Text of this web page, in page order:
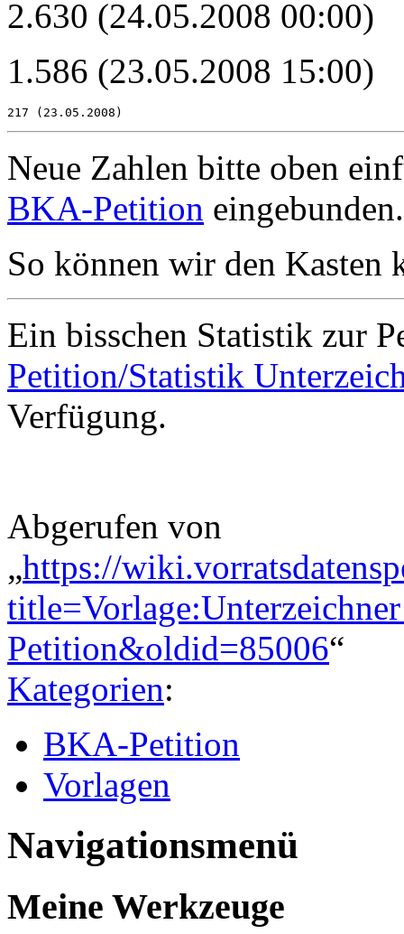
2.630 (24.05.2008 00:00)
1.586 (23.05.2008 15:00)
Neue Zahlen bitte oben
BKA-Petition eingebunden.
So können wir den Kasten
Ein bisschen Statistik zur
Petition/Statistik
Verfügung.
Abgerufen von
„https://
Petition&oldid=85006“
Kategorien:
BKA-Petition
Vorlagen
Navigationsmenü
Meine Werkzeuge